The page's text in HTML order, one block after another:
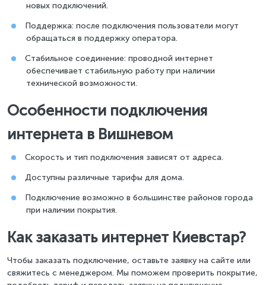
новых подключений.
Поддержка: после подключения пользователи могут
обращаться в поддержку оператора.
Стабильное соединение: проводной интернет
обеспечивает стабильную работу при наличии
технической возможности.
Особенности подключения
интернета в Вишневом
Скорость и тип подключения зависят от адреса.
Доступны различные тарифы для дома.
Подключение возможно в большинстве районов города
при наличии покрытия.
Как заказать интернет Киевстар?
Чтобы заказать подключение, оставьте заявку на сайте или
свяжитесь с менеджером. Мы поможем проверить покрытие,